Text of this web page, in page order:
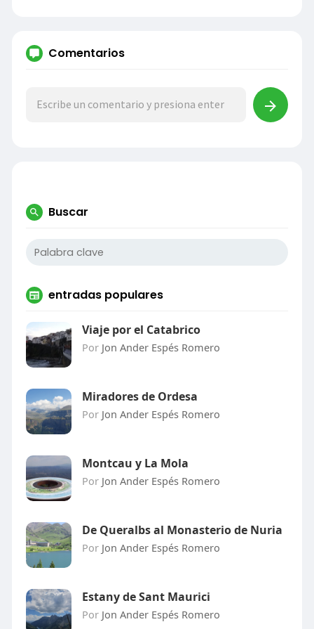
Comentarios
Buscar
entradas populares
Viaje por el Catabrico
Por Jon Ander Espés Romero
Miradores de Ordesa
Por Jon Ander Espés Romero
Montcau y La Mola
Por Jon Ander Espés Romero
De Queralbs al Monasterio de Nuria
Por Jon Ander Espés Romero
Estany de Sant Maurici
Por Jon Ander Espés Romero